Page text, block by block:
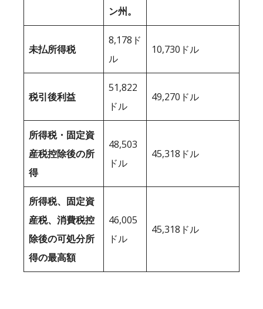
ン州。
未払所得税
8,178ド
ル
10,730ドル
税引後利益
51,822
ドル
49,270ドル
所得税・固定資
産税控除後の所
得
48,503
ドル
45,318ドル
所得税、固定資
産税、消費税控
除後の可処分所
得の最高額
46,005
ドル
45,318ドル